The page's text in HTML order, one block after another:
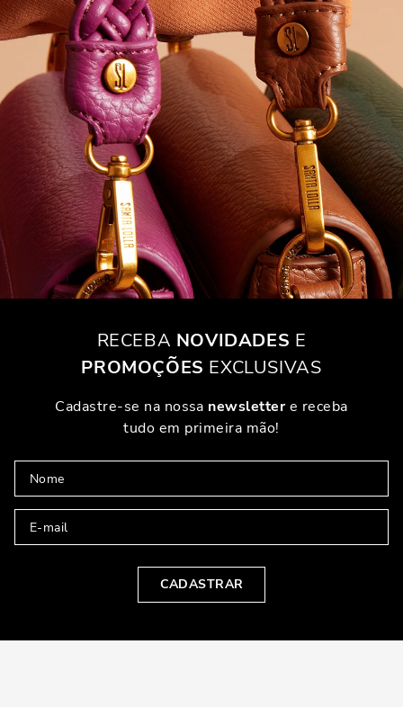
RECEBA NOVIDADES E
PROMOÇÕES EXCLUSIVAS
Cadastre-se na nossa newslettere receba
tudo em primeira mão!
CADASTRAR